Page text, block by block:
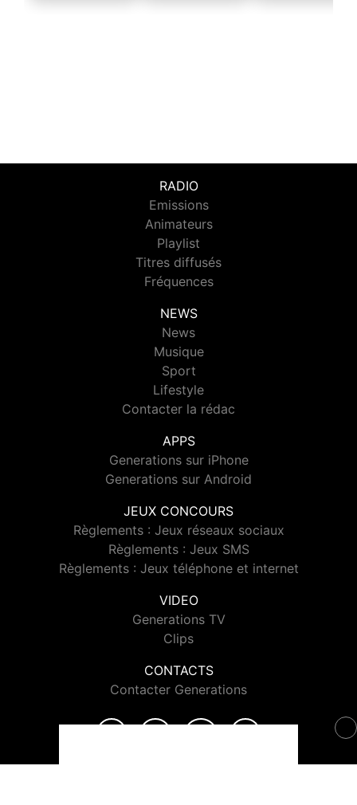
RADIO
Emissions
Animateurs
Playlist
Titres diffusés
Fréquences
NEWS
News
Musique
Sport
Lifestyle
Contacter la rédac
APPS
Generations sur iPhone
Generations sur Android
JEUX CONCOURS
Règlements : Jeux réseaux sociaux
Règlements : Jeux SMS
Règlements : Jeux téléphone et internet
VIDEO
Generations TV
Clips
CONTACTS
Contacter Generations